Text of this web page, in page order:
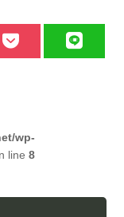
wp-
line8